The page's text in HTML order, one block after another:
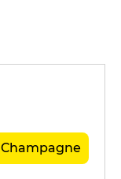
Champagne